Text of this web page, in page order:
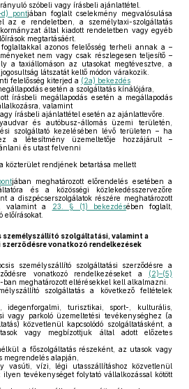
szóbeli vagy írásbeli ajánlattétel.
pontjában foglalt cselekmény megvalósulása
az e rendeletben, a személytaxi-szolgáltatás
által kiadott rendeletben vagy egyéb
megtartásáért.
azonos felelősség terheli annak a –
nem vagy csak részlegesen teljesítő –
a taxiállomáson az utasokat megtévesztve, a
látszatát keltő módon várakozik.
felelősség kiterjed a (2a) bekezdés
esetén a szolgáltatás kínálójára,
írásbeli megállapodás esetén a megállapodás
valamint
írásbeli ajánlattétel esetén az ajánlattevőre.
és autóbusz-állomás üzemi területén,
szolgáltató kezelésében lévő területen – ha
a létesítmény üzemeltetője hozzájárult –
és utast felvenni
közterület rendjének betartása mellett
jában meghatározott előrendelés esetében a
és a közösségi közlekedésszervezőre
a diszpécserszolgálatok részére meghatározott
valamint a
23. § (1) bekezdésében foglalt,
előírásokat.
személyszállító szolgáltatási, valamint a
vonatkozó rendelkezések
személyszállító szolgáltatási szerződésre a
vonatkozó rendelkezéseket a (2)–(5)
-ban meghatározott eltérésekkel kell alkalmazni.
szolgáltatás a következő feltételek
idegenforgalmi, turisztikai, sport-, kulturális,
vagy parkoló üzemeltetési tevékenységhez (a
közvetlenül kapcsolódó szolgáltatásként, a
vagy megbízottjuk által adott előzetes
a főszolgáltatás részeként, az utasok vagy
megrendelés alapján,
vasúti, vízi, légi utasszállításhoz közvetlenül
ilyen tevékenységet folytató vállalkozással kötött